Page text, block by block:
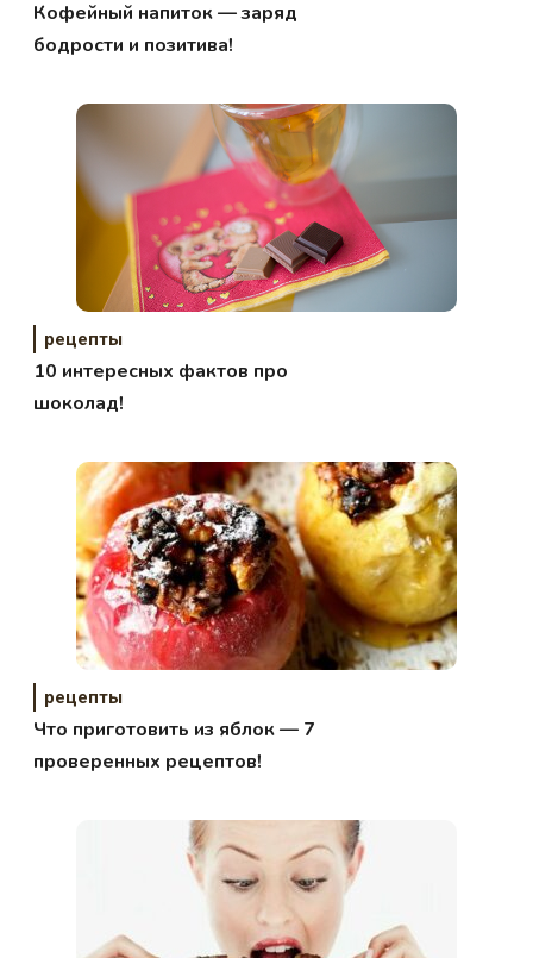
Кофейный напиток — заряд
бодрости и позитива!
рецепты
10 интересных фактов про
шоколад!
рецепты
Что приготовить из яблок — 7
проверенных рецептов!